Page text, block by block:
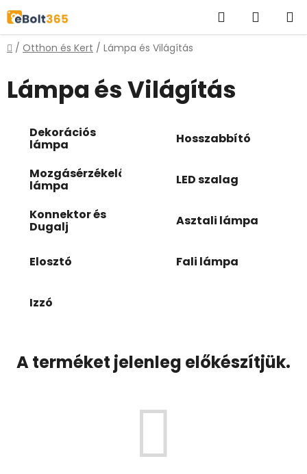
Ugrás
fő
tartalomhoz
KeresésKOSÁR
Kezdőlap
/ Otthon és Kert / Lámpa és Világítás
Lámpa és Világítás
Dekorációs
lámpa Hosszabbító
Mozgásérzékelős
lámpa LED szalag
Konnektor és
Dugalj Asztali lámpa
Elosztó Fali lámpa
Izzó
A terméket jelenleg előkészítjük.